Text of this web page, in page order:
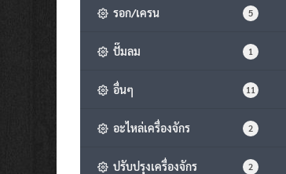
รอก/เครน 5
ปั๊มลม 1
อื่นๆ 11
อะไหล่เครื่องจักร 2
ปรับปรุงเครื่องจักร 2